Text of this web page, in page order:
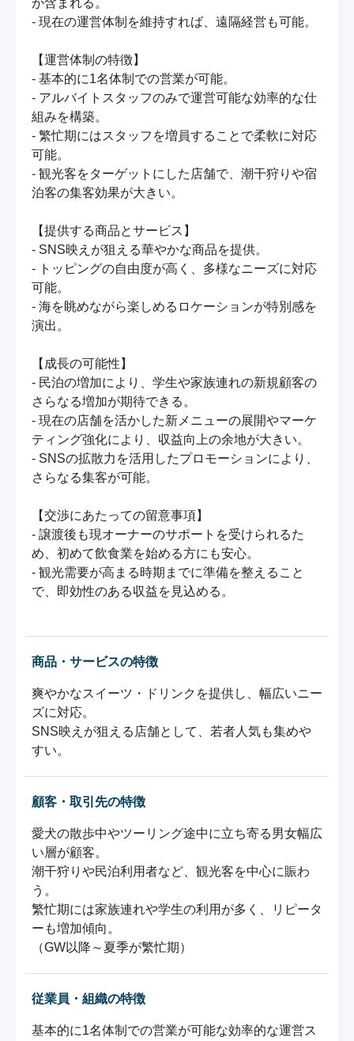
が含まれる。
- 現在の運営体制を維持すれば、遠隔経営も可能。
【運営体制の特徴】
- 基本的に1名体制での営業が可能。
- アルバイトスタッフのみで運営可能な効率的な仕
組みを構築。
- 繁忙期にはスタッフを増員することで柔軟に対応
可能。
- 観光客をターゲットにした店舗で、潮干狩りや宿
泊客の集客効果が大きい。
【提供する商品とサービス】
- SNS映えが狙える華やかな商品を提供。
- トッピングの自由度が高く、多様なニーズに対応
可能。
- 海を眺めながら楽しめるロケーションが特別感を
演出。
【成長の可能性】
- 民泊の増加により、学生や家族連れの新規顧客の
さらなる増加が期待できる。
- 現在の店舗を活かした新メニューの展開やマーケ
ティング強化により、収益向上の余地が大きい。
- SNSの拡散力を活用したプロモーションにより、
さらなる集客が可能。
【交渉にあたっての留意事項】
- 譲渡後も現オーナーのサポートを受けられるた
め、初めて飲食業を始める方にも安心。
- 観光需要が高まる時期までに準備を整えること
で、即効性のある収益を見込める。
商品・サービスの特徴
爽やかなスイーツ・ドリンクを提供し、幅広いニー
ズに対応。
SNS映えが狙える店舗として、若者人気も集めや
すい。
顧客・取引先の特徴
愛犬の散歩中やツーリング途中に立ち寄る男女幅広
い層が顧客。
潮干狩りや⺠泊利用者など、観光客を中心に賑わ
う。
繁忙期には家族連れや学生の利用が多く、リピータ
ーも増加傾向。
（GW以降～夏季が繁忙期）
従業員・組織の特徴
基本的に1名体制での営業が可能な効率的な運営ス